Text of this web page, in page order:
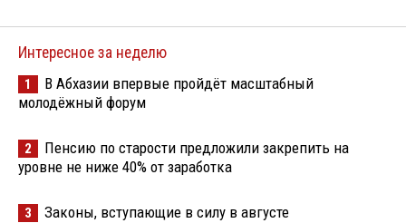
Интересное за неделю
1
В Абхазии впервые пройдёт масштабный
молодёжный форум
2
Пенсию по старости предложили закрепить на
уровне не ниже 40% от заработка
3 Законы, вступающие в силу в августе